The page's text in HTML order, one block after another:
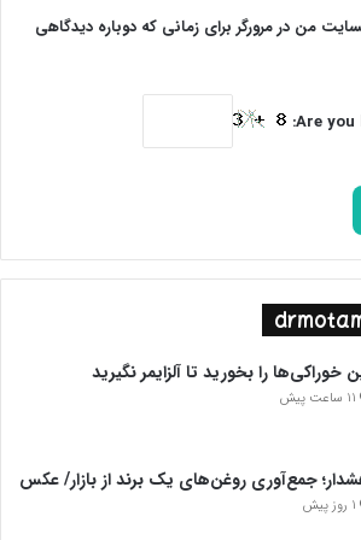
محسوب می‌شد و تاکنون چندبار به حج رفته
که سنگ فقر مردمش را به سینه می‌زند،
تومانی تردد می‌کند؟ کاش بگوید برای ساخت
ظاهر مجلل چقدر هزینه شده است؟ کاش
‌اشرافی‌اش را منتشر کند.
من در مرورگر برای زمانی که دوباره دیدگاهی
Are you
خوراکی‌ها را بخورید تا آلزایمر نگیرید
11 ساعت پیش
جمع‌آوری روغن‌های یک برند از بازار/ عکس
1 روز پیش